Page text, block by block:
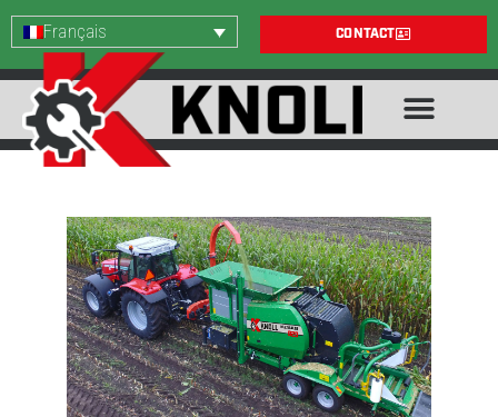
Français CONTACT